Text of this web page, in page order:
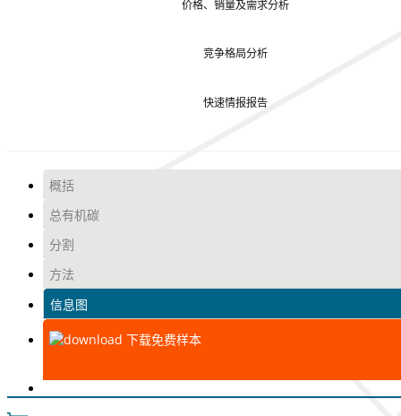
价格、销量及需求分析
竞争格局分析
快速情报报告
概括
总有机碳
分割
方法
信息图
下载免费样本